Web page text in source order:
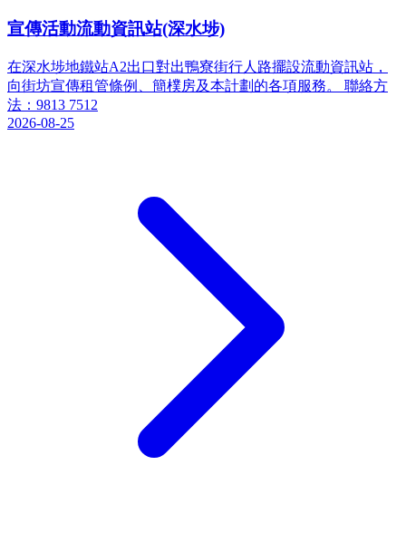
宣傳活動流動資訊站(深水埗)
在深水埗地鐵站A2出口對出鴨寮街行人路擺設流動資訊站，
向街坊宣傳租管條例、簡樸房及本計劃的各項服務。 聯絡方
法：9813 7512
2026-08-25